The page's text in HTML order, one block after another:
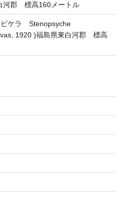
河郡 標高160メートル
ビケラ Stenopsyche
1920 )福島県東白河郡 標高